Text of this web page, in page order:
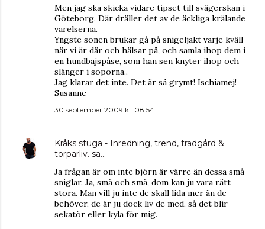
Men jag ska skicka vidare tipset till svägerskan i
Göteborg. Där dräller det av de äckliga krälande
varelserna.
Yngste sonen brukar gå på snigeljakt varje kväll
när vi är där och hälsar på, och samla ihop dem i
en hundbajspåse, som han sen knyter ihop och
slänger i soporna..
Jag klarar det inte. Det är så grymt! Ischiamej!
Susanne
30 september 2009 kl. 08:54
Kråks stuga - Inredning, trend, trädgård &
torparliv. sa…
Ja frågan är om inte björn är värre än dessa små
sniglar. Ja, små och små, dom kan ju vara rätt
stora. Man vill ju inte de skall lida mer än de
behöver, de är ju dock liv de med, så det blir
sekatör eller kyla för mig.